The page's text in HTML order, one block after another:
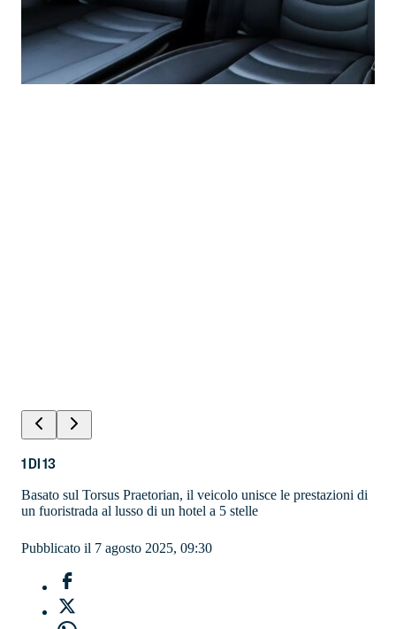
1DI13
Basato sul Torsus Praetorian, il veicolo unisce le prestazioni di
un fuoristrada al lusso di un hotel a 5 stelle
Pubblicato il 7 agosto 2025, 09:30